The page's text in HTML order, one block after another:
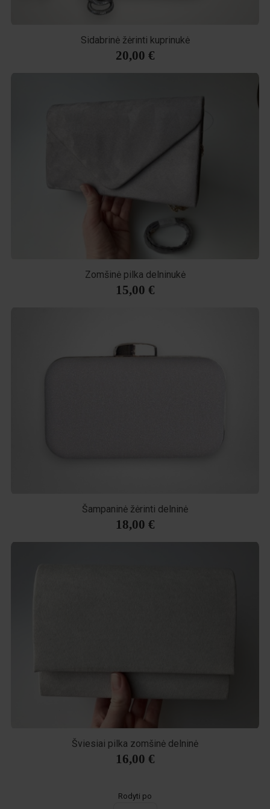
Sidabrinė žėrinti kuprinukė
20,00 €
Zomšinė pilka delninukė
15,00 €
Šampaninė žėrinti delninė
18,00 €
Šviesiai pilka zomšinė delninė
16,00 €
Rodyti po